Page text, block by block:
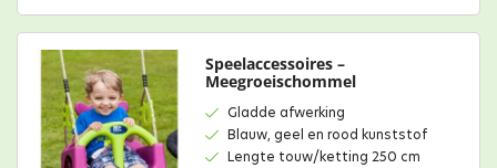
Speelaccessoires –
Meegroeischommel
Gladde afwerking
Blauw, geel en rood kunststof
Lengte touw/ketting 250 cm